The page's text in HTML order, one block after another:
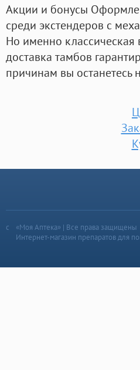
Акции и бонусы
среди экстендеров с
Но именно классическая
доставка тамбов
причинам вы останетесь
«Моя Аптека» | Все права защищены
Интернет-магазин препаратов для